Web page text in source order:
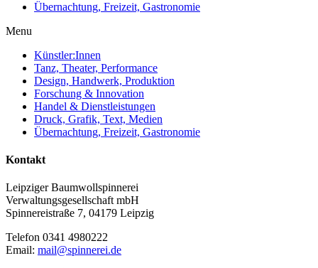
Übernachtung, Freizeit, Gastronomie
Menu
Künstler:Innen
Tanz, Theater, Performance
Design, Handwerk, Produktion
Forschung & Innovation
Handel & Dienstleistungen
Druck, Grafik, Text, Medien
Übernachtung, Freizeit, Gastronomie
Kontakt
Leipziger Baumwollspinnerei
Verwaltungsgesellschaft mbH
Spinnereistraße 7, 04179 Leipzig
Telefon 0341 4980222
Email: mail@spinnerei.de